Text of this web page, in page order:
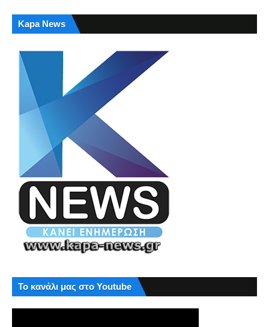
Kapa News
Το κανάλι μας στο Youtube